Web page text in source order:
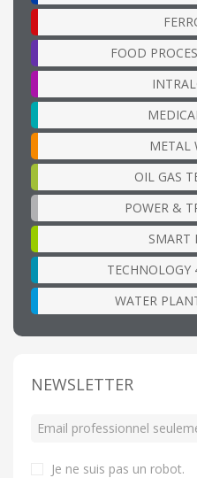
FOOD
METAL
OIL GAS
POWER &
SMART
TECHNOLOGY
WATER
NEWSLETTER
Je ne suis pas un robot.